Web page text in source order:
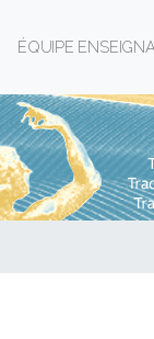
ÉQUIPE